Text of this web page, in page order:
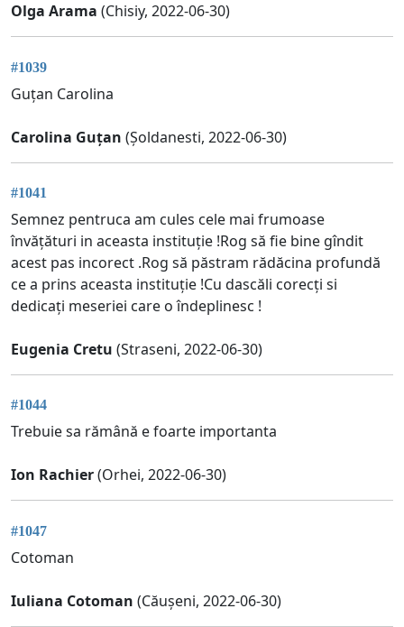
Olga Arama (Chisiy, 2022-06-30)
#1039
Guțan Carolina
Carolina Guțan (Șoldanesti, 2022-06-30)
#1041
Semnez pentruca am cules cele mai frumoase
învățături in aceasta instituție !Rog să fie bine gîndit
acest pas incorect .Rog să păstram rădăcina profundă
ce a prins aceasta instituție !Cu dascăli corecți si
dedicați meseriei care o îndeplinesc !
Eugenia Cretu (Straseni, 2022-06-30)
#1044
Trebuie sa rămână e foarte importanta
Ion Rachier(Orhei, 2022-06-30)
#1047
Cotoman
Iuliana Cotoman (Căușeni, 2022-06-30)